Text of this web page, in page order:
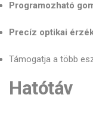
Programozható
Precíz optikai
Támogatja a több
Hatótáv